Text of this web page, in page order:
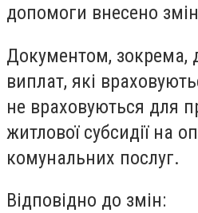
допомоги внесено
Документом, зокрема,
виплат, які
не враховуються для
житлової субсидіїна
комунальних послуг.
Відповідно до змін: